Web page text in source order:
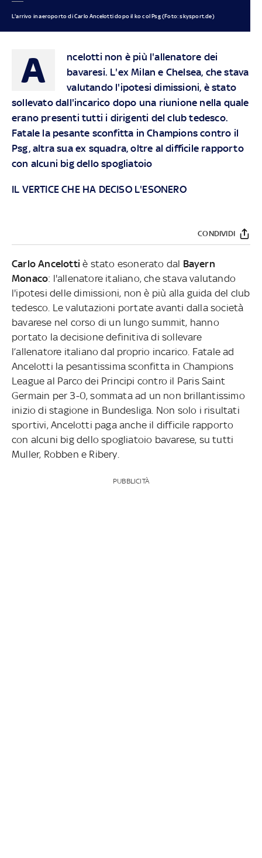
L'arrivo in aeroporto di Carlo Ancelotti dopo il ko col Psg (Foto: skysport.de)
A
ncelotti non è più l'allenatore dei
bavaresi. L'ex Milan e Chelsea, che stava
valutando l'ipotesi dimissioni, è stato
sollevato dall'incarico dopo una riunione nella quale
erano presenti tutti i dirigenti del club tedesco.
Fatale la pesante sconfitta in Champions contro il
Psg, altra sua ex squadra, oltre al difficile rapporto
con alcuni big dello spogliatoio
IL VERTICE CHE HA DECISO L'ESONERO
CONDIVIDI
Carlo Ancelottiè stato esonerato dal Bayern
Monaco: l'allenatore italiano, che stava valutando
l'ipotesi delle dimissioni, non è più alla guida del club
tedesco. Le valutazioni portate avanti dalla società
bavarese nel corso di un lungo summit, hanno
portato la decisione definitiva di sollevare
l’allenatore italiano dal proprio incarico. Fatale ad
Ancelotti la pesantissima sconfitta in Champions
League al Parco dei Principi contro il Paris Saint
Germain per 3-0, sommata ad un non brillantissimo
inizio di stagione in Bundesliga. Non solo i risultati
sportivi, Ancelotti paga anche il difficile rapporto
con alcuni big dello spogliatoio bavarese, su tutti
Muller, Robben e Ribery.
PUBBLICITÀ